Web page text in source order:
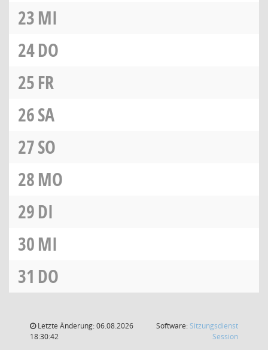
23MI
24DO
25FR
26SA
27SO
28MO
29DI
30MI
31 DO
Letzte Änderung: 06.08.2026
18:30:42
Software: Sitzungsdienst
Session(Wird in